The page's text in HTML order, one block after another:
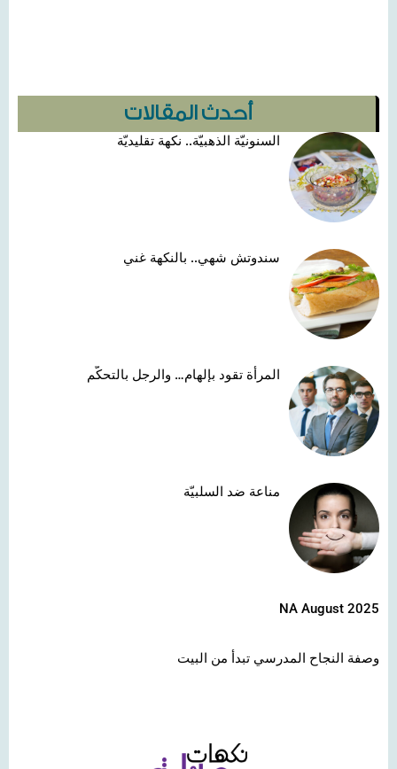
أحدث المقالات
السنونيّة الذهبيّة.. نكهة تقليديّة
سندوتش شهي.. بالنكهة غني
المرأة تقود بإلهام… والرجل بالتحكّم
مناعة ضد السلبيّة
NA August 2025
وصفة النجاح المدرسي تبدأ من البيت